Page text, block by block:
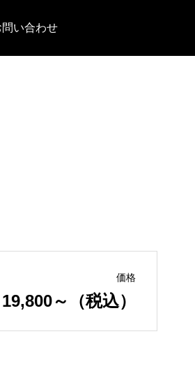
い合わせ
価格
～（税込）